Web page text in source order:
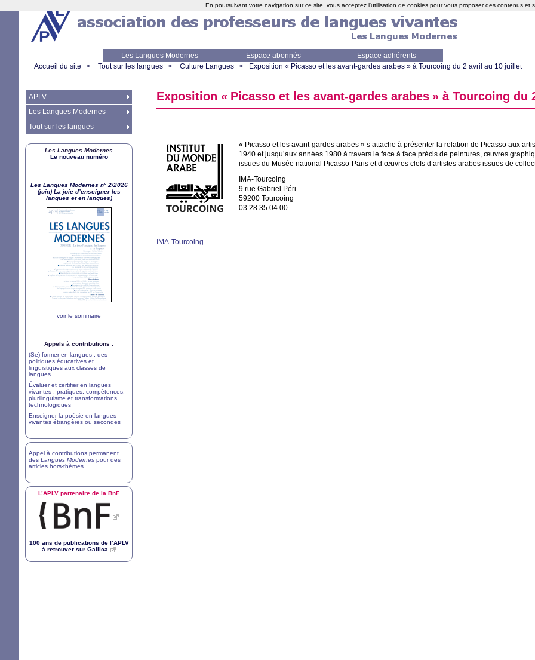
Les Langues Modernes Espace abonnés
Espace adhérents
Accueil du site > Tout sur les langues > Culture Langues > Exposition « Picasso et les avant-gardes arabes » à Tourcoing du 2 avril au 10 juillet
Exposition « Picasso et les avant-gardes arabes » à Tourcoing du
« Picasso et les avant-gardes arabes » s’attache à présenter la relation de Picasso aux
1940 et jusqu’aux années 1980 à travers le face à face précis de peintures, œuvres
issues du Musée national Picasso-Paris et d’œuvres clefs d’artistes arabes issues de
IMA-Tourcoing
9 rue Gabriel Péri
59200 Tourcoing
03 28 35 04 00
IMA-Tourcoing
APLV
Les Langues Modernes
Tout sur les langues
Les Langues Modernes
Le nouveau numéro
Les Langues Modernes n° 2/2026
(juin) La joie d’enseigner les
langues et en langues)
voir le sommaire
Appels à contributions :
(Se) former en langues : des
politiques éducatives et
linguistiques aux classes de
langues
Évaluer et certifier en langues
vivantes : pratiques, compétences,
plurilinguisme et transformations
technologiques
Enseigner la poésie en langues
vivantes étrangères ou secondes
Appel à contributions permanent
des Langues Modernes pour des
articles hors-thèmes
L’APLV partenaire de la BnF
100 ans de publications de l’APLV
à retrouver sur Gallica
En poursuivant votre navigation sur ce site, vous acceptez l'utilisation de cookies pour vous proposer des contenus et